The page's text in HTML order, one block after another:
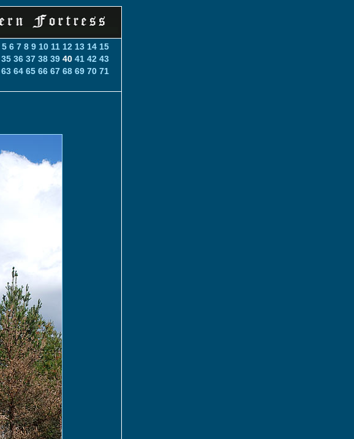
5 6 7 8 9 10 11 12 13 14 15
35 36 37 38 39 40 41 42 43
63 64 65 66 67 68 69 70 71